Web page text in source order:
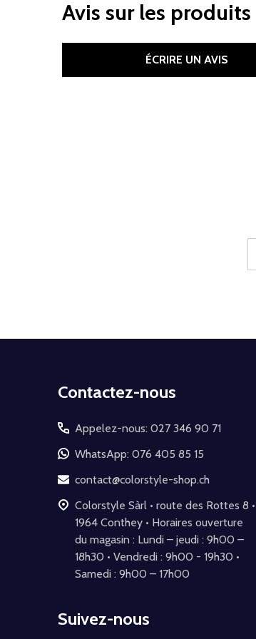
Avis sur les produits
ÉCRIRE UN AVIS
Contactez-nous
Appelez-nous: 027 346 90 71
WhatsApp: 076 405 85 15
contact@colorstyle-shop.ch
Colorstyle Sàrl • route des Rottes 8 •
1964 Conthey • Horaires ouverture
du magasin : Lundi – jeudi : 9h00 –
18h30 • Vendredi : 9h00 - 19h30 •
Samedi : 9h00 – 17h00
Suivez-nous